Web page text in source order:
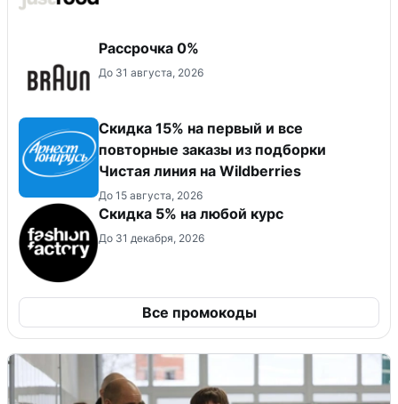
Рассрочка 0%
До 31 августа, 2026
Скидка 15% на первый и все
повторные заказы из подборки
Чистая линия на Wildberries
До 15 августа, 2026
Скидка 5% на любой курс
До 31 декабря, 2026
Все промокоды